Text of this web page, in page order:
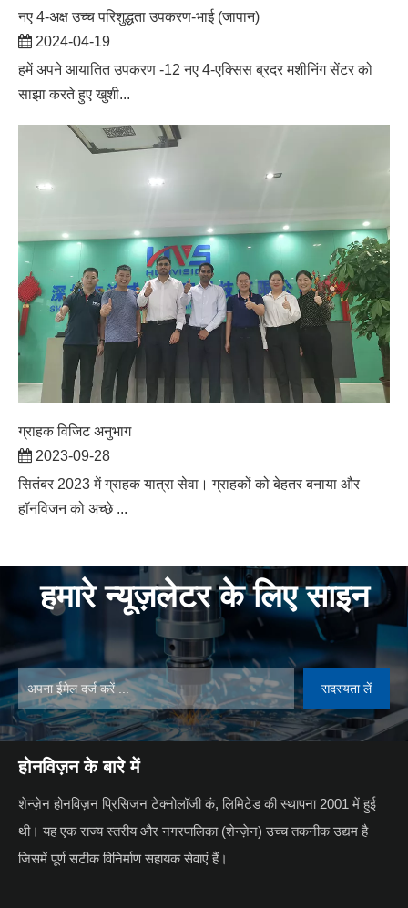
नए 4-अक्ष उच्च परिशुद्धता उपकरण-भाई (जापान)
2024-04-19
हमें अपने आयातित उपकरण -12 नए 4-एक्सिस ब्रदर मशीनिंग सेंटर को
साझा करते हुए खुशी...
ग्राहक विजिट अनुभाग
2023-09-28
सितंबर 2023 में ग्राहक यात्रा सेवा। ग्राहकों को बेहतर बनाया और
हॉनविजन को अच्छे ...
हमारे न्यूज़लेटर के लिए साइन
सदस्यता लें
होनविज़न के बारे में
शेन्ज़ेन होनविज़न प्रिसिजन टेक्नोलॉजी कं, लिमिटेड की स्थापना 2001 में हुई
थी। यह एक राज्य स्तरीय और नगरपालिका (शेन्ज़ेन) उच्च तकनीक उद्यम है
जिसमें पूर्ण सटीक विनिर्माण सहायक सेवाएं हैं।